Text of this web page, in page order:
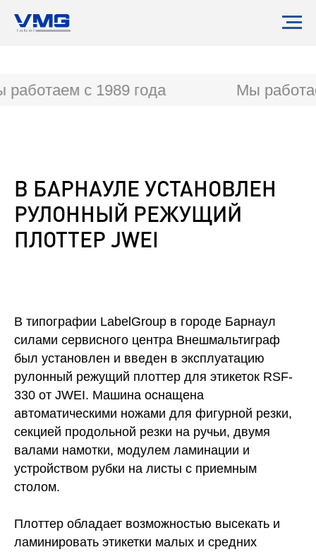
с 1989 года Мы
В БАРНАУЛЕ УСТАНОВЛЕН
РУЛОННЫЙ РЕЖУЩИЙ
ПЛОТТЕР JWEI
В типографии LabelGroup в городе Барнаул
силами сервисного центра Внешмальтиграф
был установлен и введен в эксплуатацию
рулонный режущий плоттер для этикеток RSF-
330 от JWEI. Машина оснащена
автоматическими ножами для фигурной резки,
секцией продольной резки на ручьи, двумя
валами намотки, модулем ламинации и
устройством рубки на листы с приемным
столом.
Плоттер обладает возможностью высекать и
ламинировать этикетки малых и средних